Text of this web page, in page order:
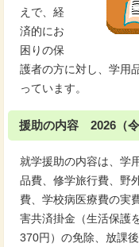
えで、経
済的にお
困りの保
護者の方に対し、学用
っています。
援助の内容 2026（
就学援助の内容は、学
品費、修学旅行費、野
費、学校病医療費の実
害共済掛金（生活保護
370円）の免除、放課